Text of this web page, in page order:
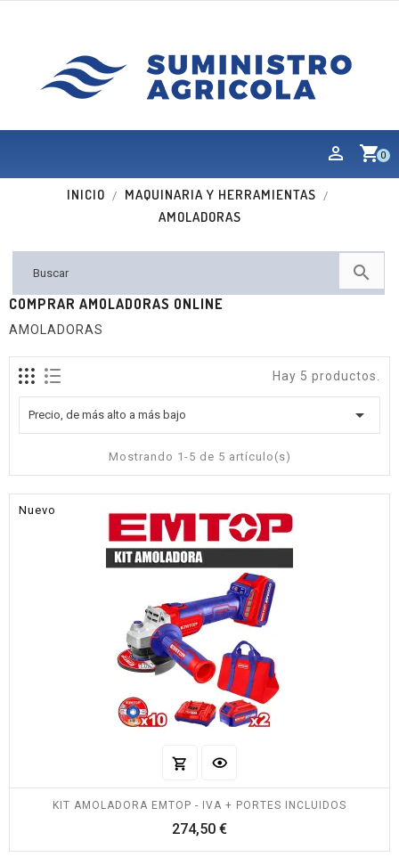
shopping_cart0
INICIO
MAQUINARIA Y HERRAMIENTAS
AMOLADORAS

COMPRAR AMOLADORAS ONLINE
AMOLADORAS
Hay 5 productos.
Precio, de más alto a más bajo 
Mostrando 1-5 de 5 artículo(s)
Nuevo
KIT AMOLADORA EMTOP - IVA + PORTES INCLUIDOS
274,50 €Precio